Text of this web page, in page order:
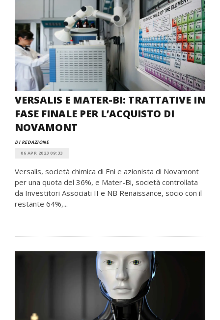
VERSALIS E MATER-BI: TRATTATIVE IN
FASE FINALE PER L’ACQUISTO DI
NOVAMONT
DI REDAZIONE
06 APR 2023 09:33
Versalis, società chimica di Eni e azionista di Novamont
per una quota del 36%, e Mater-Bi, società controllata
da Investitori Associati II e NB Renaissance, socio con il
restante 64%,...